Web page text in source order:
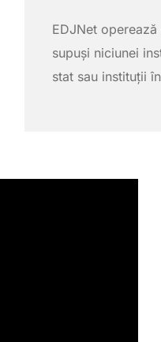
EDJNet
supuşi niciunei
stat sau instituţii